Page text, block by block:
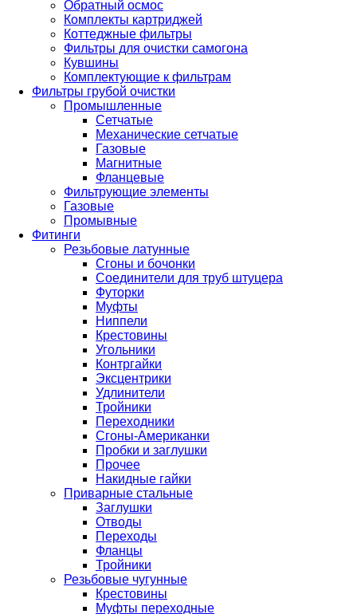
Обратный осмос
Комплекты картриджей
Коттеджные фильтры
Фильтры для очистки самогона
Кувшины
Комплектующие к фильтрам
Фильтры грубой очистки
Промышленные
Сетчатые
Механические сетчатые
Газовые
Магнитные
Фланцевые
Фильтрующие элементы
Газовые
Промывные
Фитинги
Резьбовые латунные
Сгоны и бочонки
Соединители для труб штуцера
Футорки
Муфты
Ниппели
Крестовины
Угольники
Контргайки
Эксцентрики
Удлинители
Тройники
Переходники
Сгоны-Американки
Пробки и заглушки
Прочее
Накидные гайки
Приварные стальные
Заглушки
Отводы
Переходы
Фланцы
Тройники
Резьбовые чугунные
Крестовины
Муфты переходные